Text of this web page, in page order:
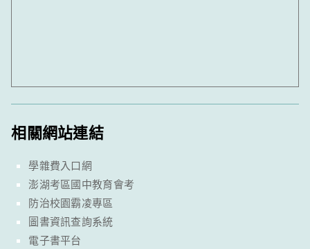
相關網站連結
學雜費入口網
澎湖考區國中教育會考
防治校園霸凌專區
圖書資訊查詢系統
電子書平台